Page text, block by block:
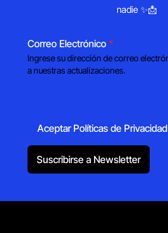
nadie ✨📩
Correo Electrónico *
Ingrese su dirección de correo
a nuestras actualizaciones.
Aceptar Políticas de Privacidad
Suscribirse a Newsletter